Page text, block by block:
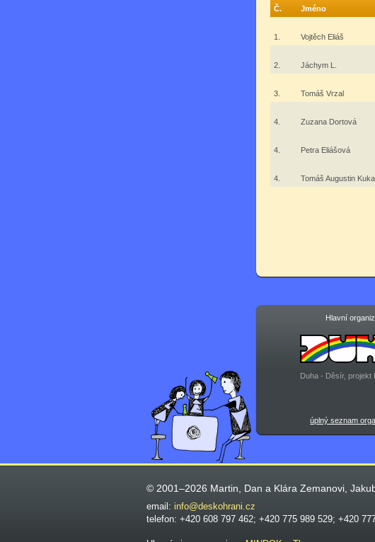
Č. Jméno
1. Vojtěch Eliáš
2. Jáchym L.
3. Tomáš Vrzal
4. Zuzana Dortová
4. Petra Eliášová
4. Tomáš Augustin
Hlavní
Duha - Děsír, projekt
úplný seznam
© 2001–2026 Martin, Dan a Klára Zemanovi,
email: info@deskohrani.cz
telefon: +420 608 797 462; +420 775 989 529; +420